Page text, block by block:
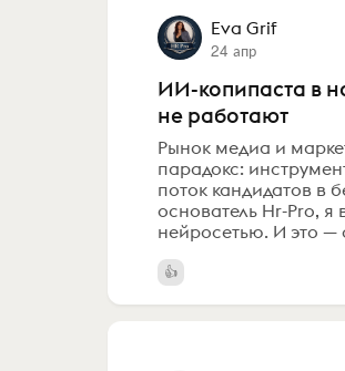
Eva Grif
24 апр
ИИ-копипаста в
не работают
Рынок медиа и
парадокс:
поток кандидатов в
основатель Hr-Pro, я
нейросетью. И это —